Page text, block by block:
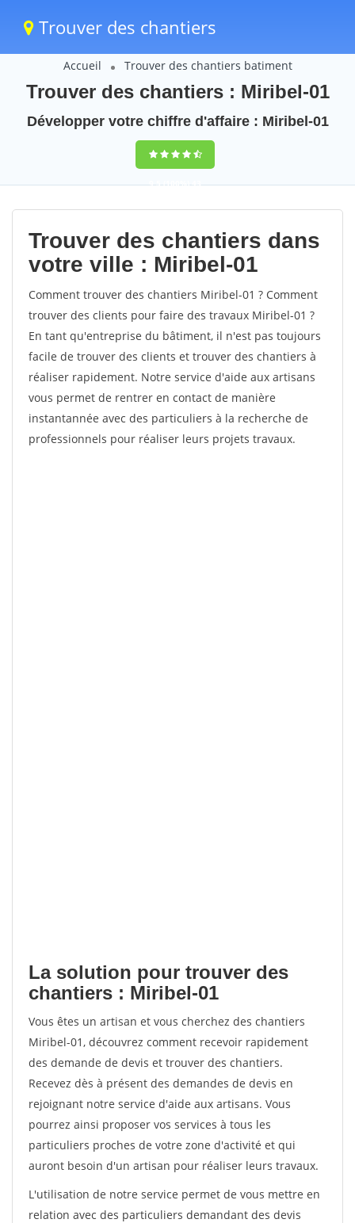
Trouver des chantiers
Accueil Trouver des chantiers batiment
Trouver des chantiers : Miribel-01
Développer votre chiffre d'affaire : Miribel-01
9,5(100%)43
votes
Trouver des chantiers dans
votre ville : Miribel-01
Comment trouver des chantiers Miribel-01 ? Comment
trouver des clients pour faire des travaux Miribel-01 ?
En tant qu'entreprise du bâtiment, il n'est pas toujours
facile de trouver des clients et trouver des chantiers à
réaliser rapidement. Notre service d'aide aux artisans
vous permet de rentrer en contact de manière
instantannée avec des particuliers à la recherche de
professionnels pour réaliser leurs projets travaux.
La solution pour trouver des
chantiers : Miribel-01
Vous êtes un artisan et vous cherchez des chantiers
Miribel-01, découvrez comment recevoir rapidement
des demande de devis et trouver des chantiers.
Recevez dès à présent des demandes de devis en
rejoignant notre service d'aide aux artisans. Vous
pourrez ainsi proposer vos services à tous les
particuliers proches de votre zone d'activité et qui
auront besoin d'un artisan pour réaliser leurs travaux.
L'utilisation de notre service permet de vous mettre en
relation avec des particuliers demandant des devis